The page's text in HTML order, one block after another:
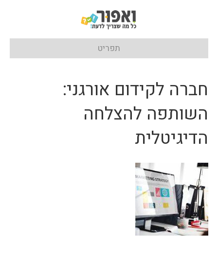
תפריט
חברה לקידום אורגני:
השותפה להצלחה
הדיגיטלית